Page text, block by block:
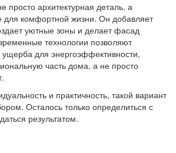
архитектурная деталь, а
комфортной жизни. Он добавляет
уютные зоны и делает фасад
технологии позволяют
ущерба для энергоэффективности,
часть дома, а не просто
и практичность, такой вариант
Осталось только определиться с
результатом.